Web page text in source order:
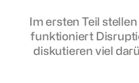
Im ersten Teil
funktioniert
diskutieren viel